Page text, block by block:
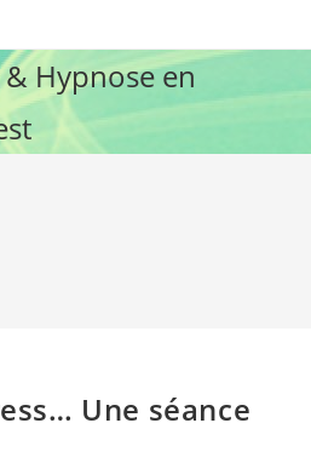
Hypnose en
Une séance